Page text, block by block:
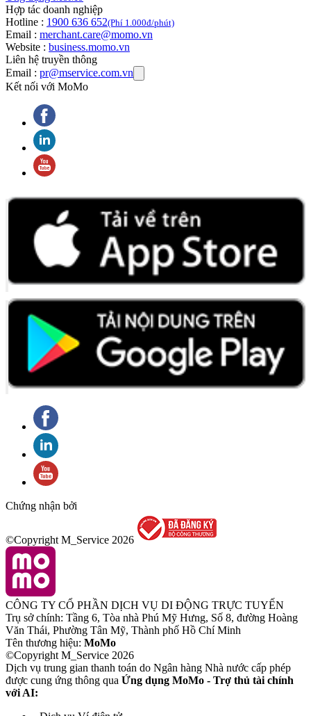
Hợp tác doanh nghiệp
Hotline : 1900 636 652(Phí 1.000đ/phút)
Email : merchant.care@momo.vn
Website : business.momo.vn
Liên hệ truyền thông
Email : pr@mservice.com.vn
Kết nối với MoMo
Chứng nhận bởi
©Copyright M_Service 2026
CÔNG TY CỔ PHẦN DỊCH VỤ DI ĐỘNG TRỰC TUYẾN
Trụ sở chính: Tầng 6, Tòa nhà Phú Mỹ Hưng, Số 8, đường Hoàng
Văn Thái, Phường Tân Mỹ, Thành phố Hồ Chí Minh
Tên thương hiệu: MoMo
©Copyright M_Service 2026
Dịch vụ trung gian thanh toán do Ngân hàng Nhà nước cấp phép
được cung ứng thông qua Ứng dụng MoMo - Trợ thủ tài chính
với AI: